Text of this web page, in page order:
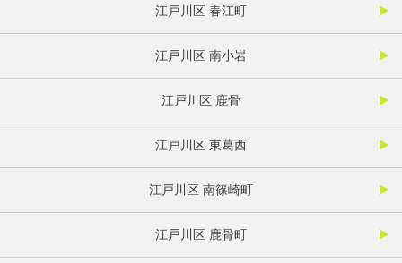
江戸川区 春江町
江戸川区 南小岩
江戸川区 鹿骨
江戸川区 東葛西
江戸川区 南篠崎町
江戸川区 鹿骨町